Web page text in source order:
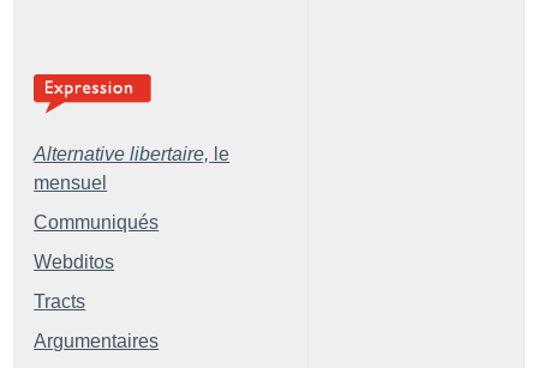
Alternative libertaire, le
mensuel
Communiqués
Webditos
Tracts
Argumentaires